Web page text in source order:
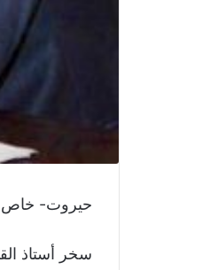
حيروت- خاص
سخر أستاذ